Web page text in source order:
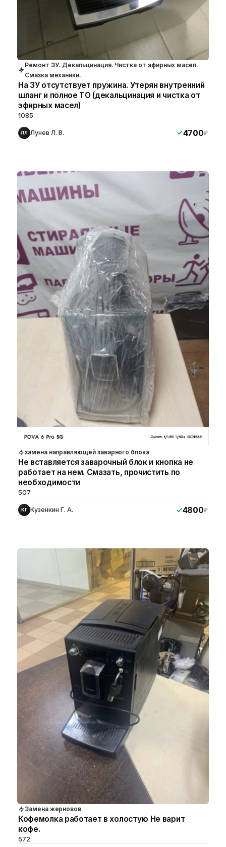
Ремонт ЗУ. Декальцинация. Чистка от эфирных масел.
Смазка механики.
На ЗУ отсутствует пружина. Утерян внутренний
шланг и полное ТО (декальцинация и чистка от
эфирных масел)
1085
ЛЛ Лунев Л. В. 4700₽
замена направляющей заварного блока
Не вставляется заварочный блок и кнопка не
работает на нем. Смазать, прочистить по
необходимости
507
КГ Кузенкин Г. А. 4800₽
Замена жерновов
Кофемолка работает в холостую Не варит
кофе.
572